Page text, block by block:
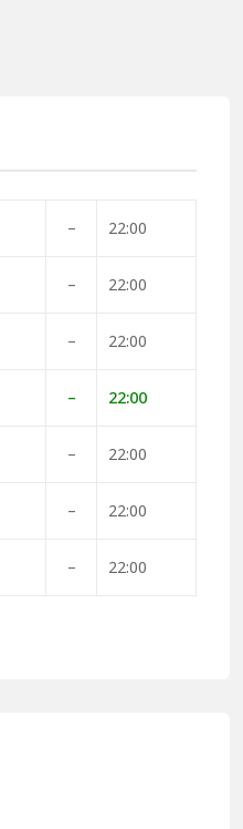
– 22:00
– 22:00
– 22:00
– 22:00
– 22:00
– 22:00
– 22:00